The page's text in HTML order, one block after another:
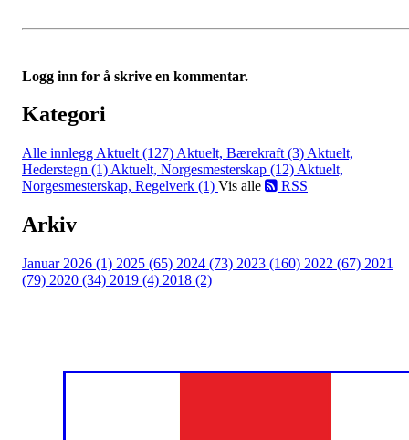
Logg inn for å skrive en kommentar.
Kategori
Alle innlegg Aktuelt (127) Aktuelt, Bærekraft (3) Aktuelt,
Hederstegn (1) Aktuelt, Norgesmesterskap (12) Aktuelt,
Norgesmesterskap, Regelverk (1) Vis alle RSS
Arkiv
Januar 2026 (1) 2025 (65) 2024 (73) 2023 (160) 2022 (67) 2021
(79) 2020 (34) 2019 (4) 2018 (2)